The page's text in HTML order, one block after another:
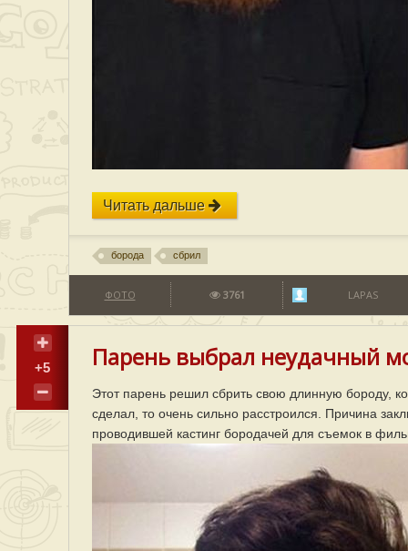
Читать дальше
борода сбрил
ФОТО 3761 LAPAS
+5 Парень выбрал неудачный
Этот парень решил сбрить свою длинную бороду,
сделал, то очень сильно расстроился. Причина
проводившей кастинг бородачей для съемок в